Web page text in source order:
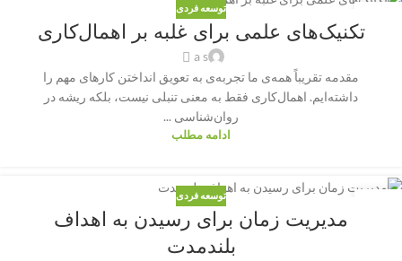
سپتامبر
توسعه فردی
تکنیک‌های علمی برای غلبه بر اهمال‌کاری
a s
مقدمه تقریباً همه‌ی ما تجربه‌ی به تعویق انداختن کارهای مهم را
داشته‌ایم. اهمال‌کاری فقط به معنی تنبلی نیست، بلکه ریشه در
روان‌شناسی ...
ادامه مطلب
توسعه فردی
مدیریت زمان برای رسیدن به اهداف
بلندمدت